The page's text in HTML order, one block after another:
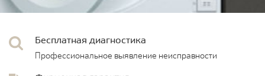
Бесплатная диагностика
Профессиональное выявление неисправности